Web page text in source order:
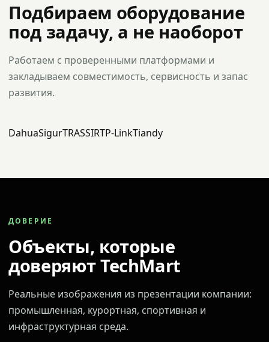
Подбираем оборудование
под задачу, а не наоборот
Работаем с проверенными платформами и
закладываем совместимость, сервисность и запас
развития.
DahuaSigurTRASSIRTP-LinkTiandy
ДОВЕРИЕ
Объекты, которые
доверяют TechMart
Реальные изображения из презентации компании:
промышленная, курортная, спортивная и
инфраструктурная среда.